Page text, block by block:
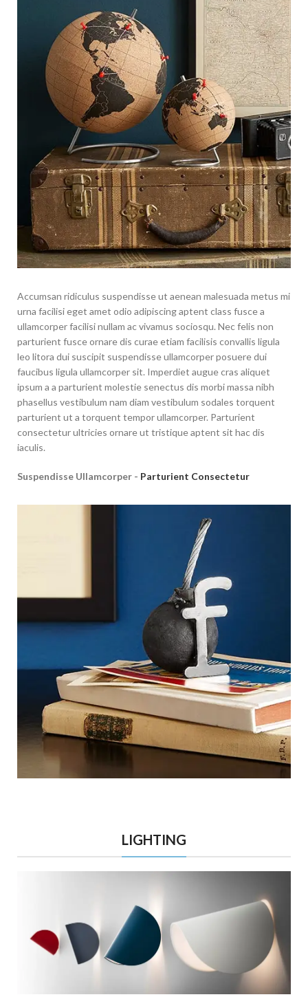
Accumsan ridiculus suspendisse ut aenean malesuada metus mi
urna facilisi eget amet odio adipiscing aptent class fusce a
ullamcorper facilisi nullam ac vivamus sociosqu. Nec felis non
parturient fusce ornare dis curae etiam facilisis convallis ligula
leo litora dui suscipit suspendisse ullamcorper posuere dui
faucibus ligula ullamcorper sit. Imperdiet augue cras aliquet
ipsum a a parturient molestie senectus dis morbi massa nibh
phasellus vestibulum nam diam vestibulum sodales torquent
parturient ut a torquent tempor ullamcorper. Parturient
consectetur ultricies ornare ut tristique aptent sit hac dis
iaculis.
Suspendisse Ullamcorper - Parturient Consectetur
LIGHTING